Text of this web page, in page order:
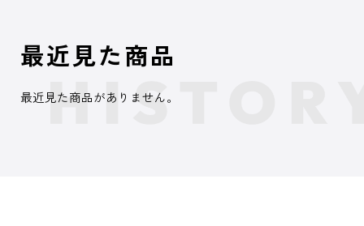
最近見た商品
最近見た商品がありません。